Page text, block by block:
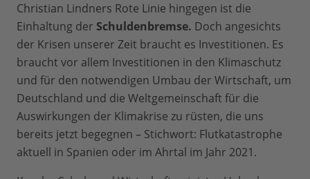
Christian Lindners Rote Linie hingegen ist die
Einhaltung der Schuldenbremse. Doch angesichts
der Krisen unserer Zeit braucht es Investitionen. Es
braucht vor allem Investitionen in den Klimaschutz
und für den notwendigen Umbau der Wirtschaft, um
Deutschland und die Weltgemeinschaft für die
Auswirkungen der Klimakrise zu rüsten, die uns
bereits jetzt begegnen – Stichwort: Flutkatastrophe
aktuell in Spanien oder im Ahrtal im Jahr 2021.